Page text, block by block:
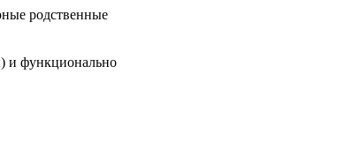
родственные
и функционально